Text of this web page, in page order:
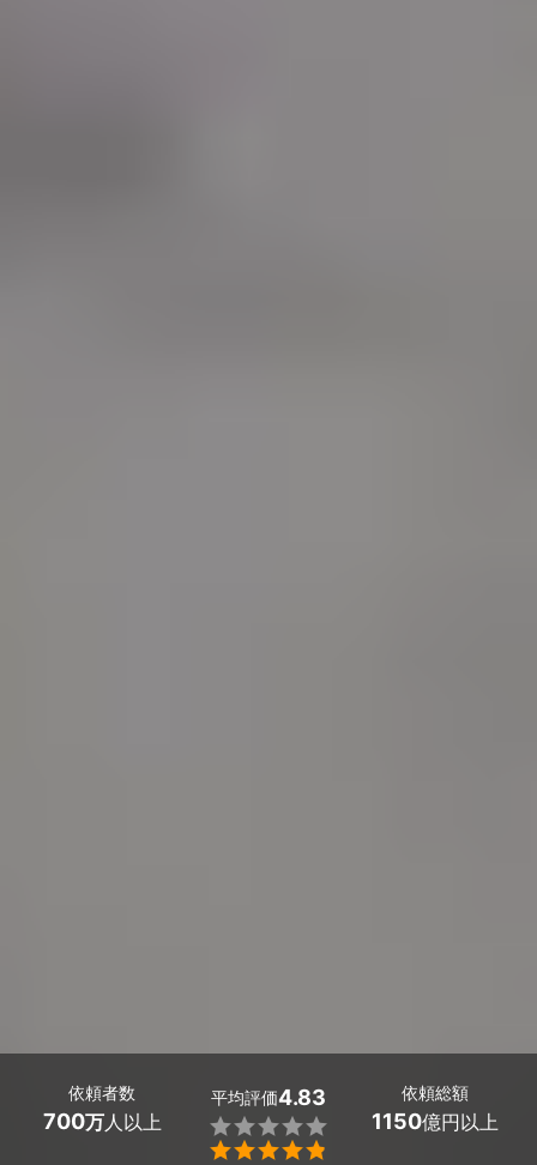
依頼者数
700万人以上
平均評価4.83


依頼総額
1150億円以上